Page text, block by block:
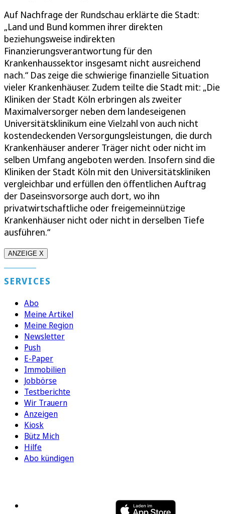
Auf Nachfrage der Rundschau erklärte die Stadt:
„Land und Bund kommen ihrer direkten
beziehungsweise indirekten
Finanzierungsverantwortung für den
Krankenhaussektor insgesamt nicht ausreichend
nach.“ Das zeige die schwierige finanzielle Situation
vieler Krankenhäuser. Zudem teilte die Stadt mit: „Die
Kliniken der Stadt Köln erbringen als zweiter
Maximalversorger neben dem landeseigenen
Universitätsklinikum eine Vielzahl von auch nicht
kostendeckenden Versorgungsleistungen, die durch
Krankenhäuser anderer Träger nicht oder nicht im
selben Umfang angeboten werden. Insofern sind die
Kliniken der Stadt Köln mit den Universitätskliniken
vergleichbar und erfüllen den öffentlichen Auftrag
der Daseinsvorsorge auch dort, wo ihn
privatwirtschaftliche oder freigemeinnützige
Krankenhäuser nicht oder nicht in derselben Tiefe
ausführen.“
ANZEIGE X
SERVICES
Abo
Meine Artikel
Meine Region
Newsletter
Push
E-Paper
Immobilien
Jobbörse
Testberichte
Wir Trauern
Anzeigen
Kiosk
Bütz Mich
Hilfe
Abo kündigen